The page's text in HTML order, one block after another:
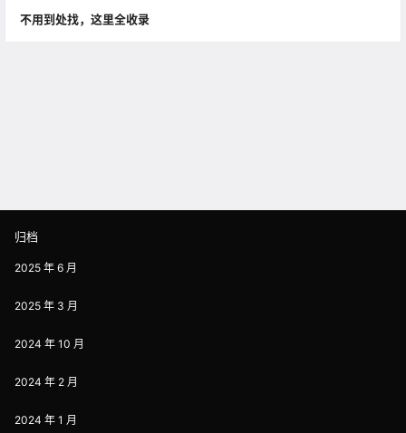
不用到处找，这里全收录
归档
2025 年 6 月
2025 年 3 月
2024 年 10 月
2024 年 2 月
2024 年 1 月